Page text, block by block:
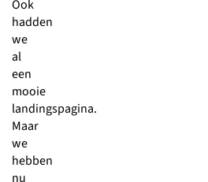
Ook
hadden
we
al
een
mooie
landingspagina.
Maar
we
hebben
nu